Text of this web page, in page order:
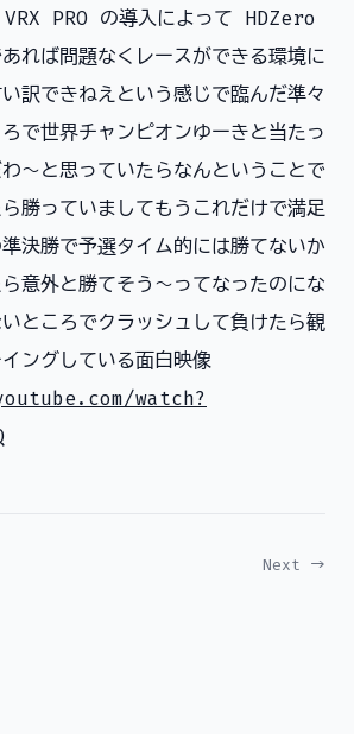
PRO の導入によって HDZero
れば問題なくレースができる環境に
訳できねえという感じで臨んだ準々
で世界チャンピオンゆーきと当たっ
〜と思っていたらなんということで
勝っていましてもうこれだけで満足
準決勝で予選タイム的には勝てないか
意外と勝てそう〜ってなったのにな
ところでクラッシュして負けたら観
ングしている面白映像
watch?
Next →